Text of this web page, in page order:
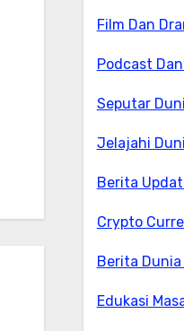
Film Dan
Podcast
Seputar
Jelajahi
Berita
Crypto
Berita Dunia
Edukasi